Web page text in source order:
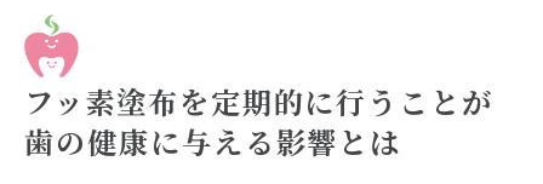
フッ素塗布を定期的に行うことが
歯の健康に与える影響とは